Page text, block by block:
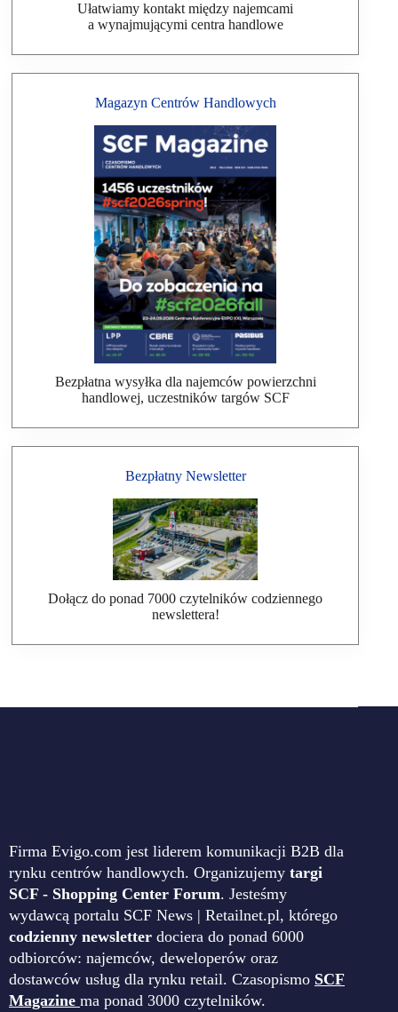
Ułatwiamy kontakt między najemcami
a wynajmującymi centra handlowe
Magazyn Centrów Handlowych
Bezpłatna wysyłka dla najemców powierzchni
handlowej, uczestników targów SCF
Bezpłatny Newsletter
Dołącz do ponad 7000 czytelników codziennego
newslettera!
Firma Evigo.com jest liderem komunikacji B2B dla
rynku centrów handlowych. Organizujemy targi
SCF - Shopping Center Forum. Jesteśmy
wydawcą portalu SCF News | Retailnet.pl, którego
codzienny newsletter dociera do ponad 6000
odbiorców: najemców, deweloperów oraz
dostawców usług dla rynku retail. Czasopismo SCF
Magazine ma ponad 3000 czytelników.